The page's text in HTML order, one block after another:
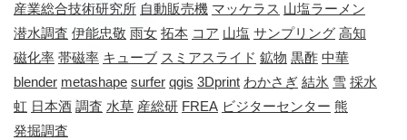
産業総合技術研究所 自動販売機 マッケラス 山塩ラーメン
潜水調査 伊能忠敬 雨女 拓本 コア 山塩 サンプリング 高知
磁化率 帯磁率 キューブ スミアスライド 鉱物 黒酢 中華
blender metashape surfer qgis 3Dprint わかさぎ 結氷 雪 採水
虹 日本酒 調査 水草 産総研 FREA ビジターセンター 熊
発掘調査